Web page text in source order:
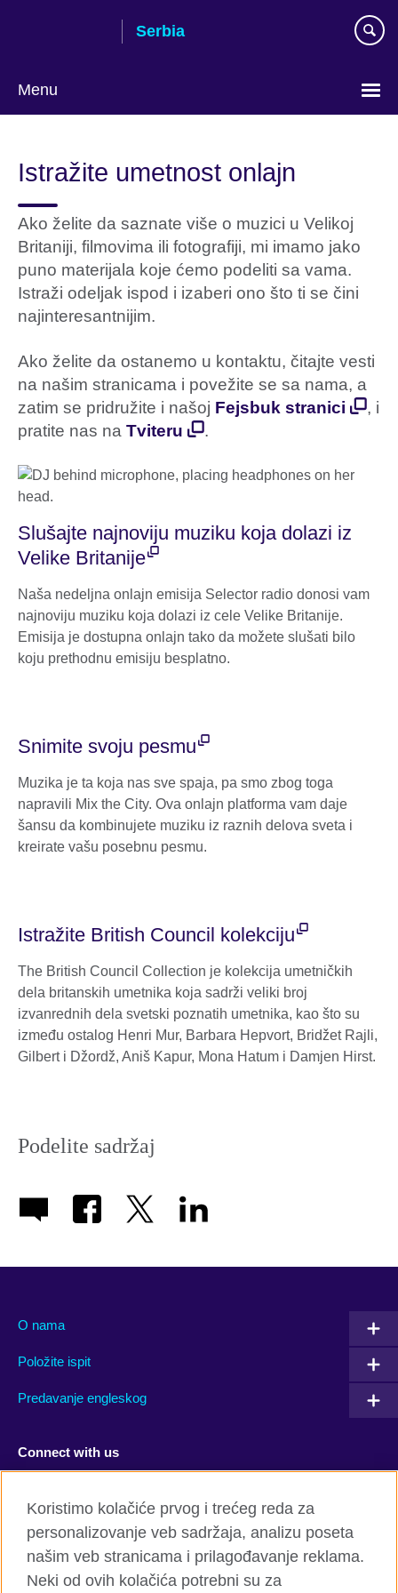
Serbia
Menu
language
Istražite umetnost onlajn
Ako želite da saznate više o muzici u Velikoj
Britaniji, filmovima ili fotografiji, mi imamo jako
puno materijala koje ćemo podeliti sa vama.
Istraži odeljak ispod i izaberi ono što ti se čini
najinteresantnijim.
Ako želite da ostanemo u kontaktu, čitajte vesti
na našim stranicama i povežite se sa nama, a
zatim se pridružite i našoj Fejsbuk stranici
, i
pratite nas na Tviteru .
Slušajte najnoviju muziku koja dolazi iz
Velike Britanije
Naša nedeljna onlajn emisija Selector radio donosi vam
najnoviju muziku koja dolazi iz cele Velike Britanije.
Emisija je dostupna onlajn tako da možete slušati bilo
koju prethodnu emisiju besplatno.
Snimite svoju pesmu
Muzika je ta koja nas sve spaja, pa smo zbog toga
napravili Mix the City. Ova onlajn platforma vam daje
šansu da kombinujete muziku iz raznih delova sveta i
kreirate vašu posebnu pesmu.
Istražite British Council kolekciju
The British Council Collection je kolekcija umetničkih
dela britanskih umetnika koja sadrži veliki broj
izvanrednih dela svetski poznatih umetnika, kao što su
između ostalog Henri Mur, Barbara Hepvort, Bridžet Rajli,
Gilbert i Džordž, Aniš Kapur, Mona Hatum i Damjen Hirst.
Podelite sadržaj
O nama
Položite ispit
Predavanje engleskog
Connect with us
YouTube Flickr
TikTok
Koristimo kolačiće prvog i trećeg reda za
personalizovanje veb sadržaja, analizu poseta
našim veb stranicama i prilagođavanje reklama.
Neki od ovih kolačića potrebni su za